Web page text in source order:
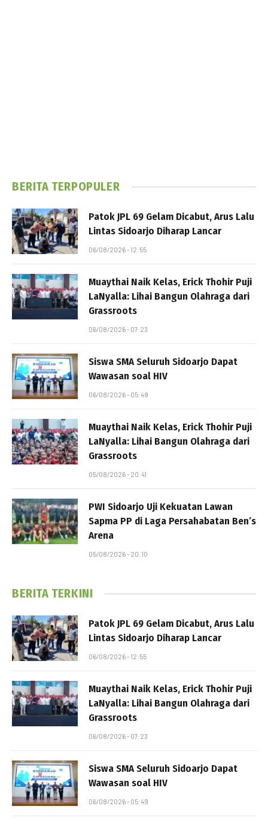
BERITA TERPOPULER
Patok JPL 69 Gelam Dicabut, Arus Lalu
Lintas Sidoarjo Diharap Lancar
06/08/2026 - 12:55
Muaythai Naik Kelas, Erick Thohir Puji
LaNyalla: Lihai Bangun Olahraga dari
Grassroots
06/08/2026 - 07:23
Siswa SMA Seluruh Sidoarjo Dapat
Wawasan soal HIV
06/08/2026 - 05:49
Muaythai Naik Kelas, Erick Thohir Puji
LaNyalla: Lihai Bangun Olahraga dari
Grassroots
05/08/2026 - 20:41
PWI Sidoarjo Uji Kekuatan Lawan
Sapma PP di Laga Persahabatan Ben’s
Arena
05/08/2026 - 20:10
BERITA TERKINI
Patok JPL 69 Gelam Dicabut, Arus Lalu
Lintas Sidoarjo Diharap Lancar
06/08/2026 - 12:55
Muaythai Naik Kelas, Erick Thohir Puji
LaNyalla: Lihai Bangun Olahraga dari
Grassroots
06/08/2026 - 07:23
Siswa SMA Seluruh Sidoarjo Dapat
Wawasan soal HIV
06/08/2026 - 05:49